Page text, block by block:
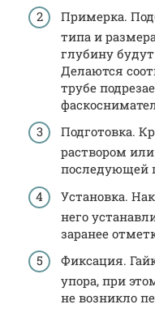
Примерка.
типа и
глубину
Делаются
трубе
Подготовка.
раствором
последующей
Установка.
него
заранее
Фиксация.
упора, при
не возникло